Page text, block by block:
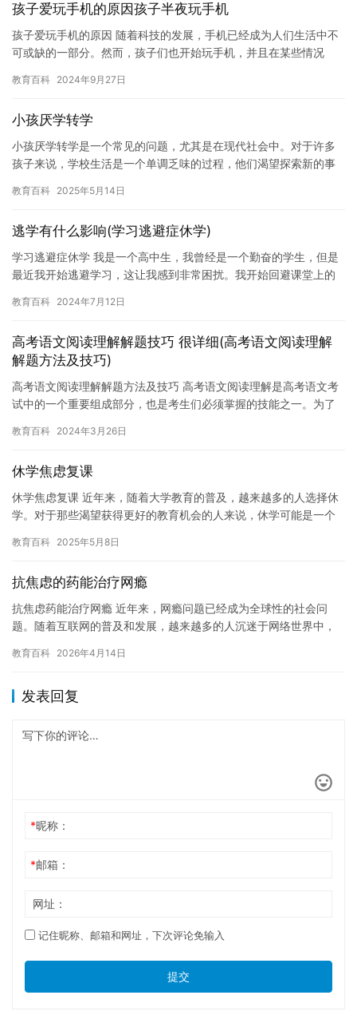
孩子爱玩手机的原因孩子半夜玩手机
孩子爱玩手机的原因 随着科技的发展，手机已经成为人们生活中不
可或缺的一部分。然而，孩子们也开始玩手机，并且在某些情况
因此，…
教育百科 2024年9月27日
小孩厌学转学
小孩厌学转学是一个常见的问题，尤其是在现代社会中。对于许多
孩子来说，学校生活是一个单调乏味的过程，他们渴望探索新的事
望，最…
教育百科 2025年5月14日
逃学有什么影响(学习逃避症休学)
学习逃避症休学 我是一个高中生，我曾经是一个勤奋的学生，但是
最近我开始逃避学习，这让我感到非常困扰。我开始回避课堂上的
经失…
教育百科 2024年7月12日
高考语文阅读理解解题技巧 很详细(高考语文阅读理解
解题方法及技巧)
高考语文阅读理解解题方法及技巧 高考语文阅读理解是高考语文考
试中的一个重要组成部分，也是考生们必须掌握的技能之一。为了
巧，…
教育百科 2024年3月26日
休学焦虑复课
休学焦虑复课 近年来，随着大学教育的普及，越来越多的人选择休
学。对于那些渴望获得更好的教育机会的人来说，休学可能是一个
一个…
教育百科 2025年5月8日
抗焦虑的药能治疗网瘾
抗焦虑药能治疗网瘾 近年来，网瘾问题已经成为全球性的社会问
题。随着互联网的普及和发展，越来越多的人沉迷于网络世界中，
未来发…
教育百科 2026年4月14日
发表回复
*昵称：
*邮箱：
网址：
记住昵称、邮箱和网址，下次评论免输入
提交